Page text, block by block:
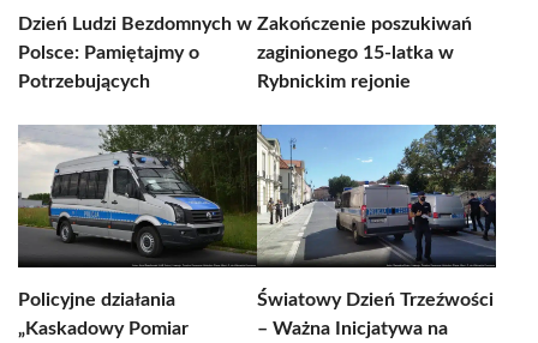
Dzień Ludzi Bezdomnych w
Polsce: Pamiętajmy o
Potrzebujących
Zakończenie poszukiwań
zaginionego 15-latka w
Rybnickim rejonie
Policyjne działania
„Kaskadowy Pomiar
Światowy Dzień Trzeźwości
– Ważna Inicjatywa na